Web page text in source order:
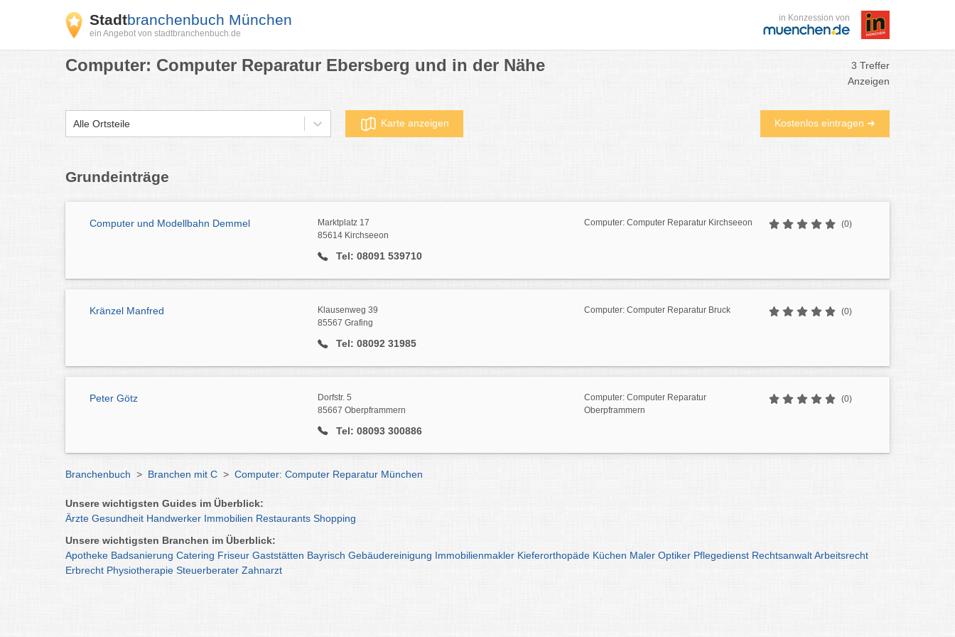
Stadtbranchenbuch München
ein Angebot von stadtbranchenbuch.de
in Konzession von
Computer: Computer Reparatur Ebersberg und in der Nähe
3 Treffer
Anzeigen
Alle Ortsteile Karte anzeigen Kostenlos eintragen ➜
Grundeinträge
Computer und Modellbahn Demmel
Marktplatz 17
85614 Kirchseeon
Tel: 08091 539710
Computer: Computer Reparatur Kirchseeon (0)
Kränzel Manfred
Klausenweg 39
85567 Grafing
Tel: 08092 31985
Computer: Computer Reparatur Bruck (0)
Peter Götz
Dorfstr. 5
85667 Oberpframmern
Tel: 08093 300886
Computer: Computer Reparatur
Oberpframmern
(0)
Branchenbuch > Branchen mit C > Computer: Computer Reparatur München
Unsere wichtigsten Guides im Überblick:
Ärzte Gesundheit Handwerker Immobilien Restaurants Shopping
Unsere wichtigsten Branchen im Überblick:
Apotheke Badsanierung Catering Friseur Gaststätten Bayrisch Gebäudereinigung Immobilienmakler Kieferorthopäde Küchen Maler Optiker Pflegedienst RechtsanwaltArbeitsrecht
Erbrecht Physiotherapie Steuerberater Zahnarzt